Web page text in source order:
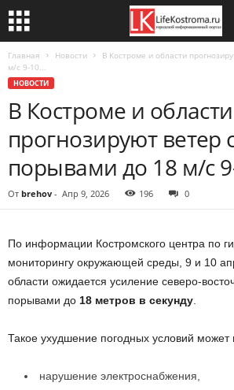
Главная Новости
В Костроме и области
м/с 9-10...
НОВОСТИ
В Костроме и области
прогнозируют ветер
порывами до 18 м/с
От brehov - Апр 9, 2026 196 0
По информации Костромского центра по
мониторингу окружающей среды, 9 и 10
области ожидается усиление северо-
порывами до 18 метров в секунду
Такое ухудшение погодных условий может
нарушение электроснабжения,